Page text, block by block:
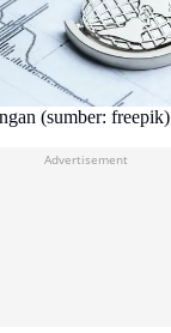
(sumber: freepik)